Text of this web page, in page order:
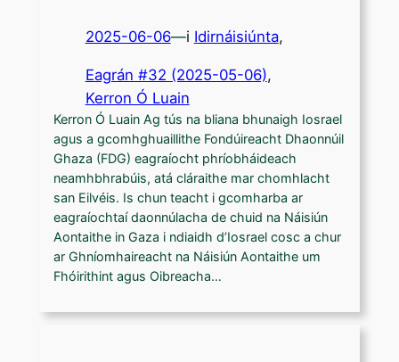
2025-06-06—i Idirnáisiúnta,
Eagrán #32 (2025-05-06)
Kerron Ó Luain
Kerron Ó Luain Ag tús na bliana bhunaigh Iosrael
agus a gcomhghuaillithe Fondúireacht Dhaonnúil
Ghaza (FDG) eagraíocht phríobháideach
neamhbhrabúis, atá cláraithe mar chomhlacht
san Eilvéis. Is chun teacht i gcomharba ar
eagraíochtaí daonnúlacha de chuid na Náisiún
Aontaithe in Gaza i ndiaidh d’Iosrael cosc a chur
ar Ghníomhaireacht na Náisiún Aontaithe um
Fhóirithint agus Oibreacha…